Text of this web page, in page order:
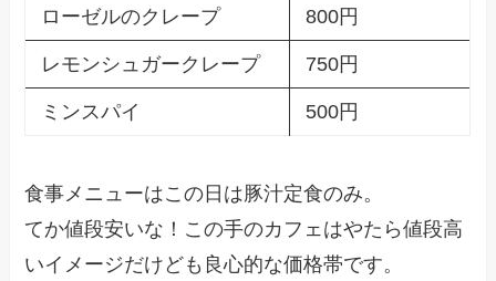
ローゼルのクレープ 800円
レモンシュガークレープ 750円
ミンスパイ 500円
食事メニューはこの日は豚汁定食のみ。
てか値段安いな！この手のカフェはやたら値段高
いイメージだけども良心的な価格帯です。